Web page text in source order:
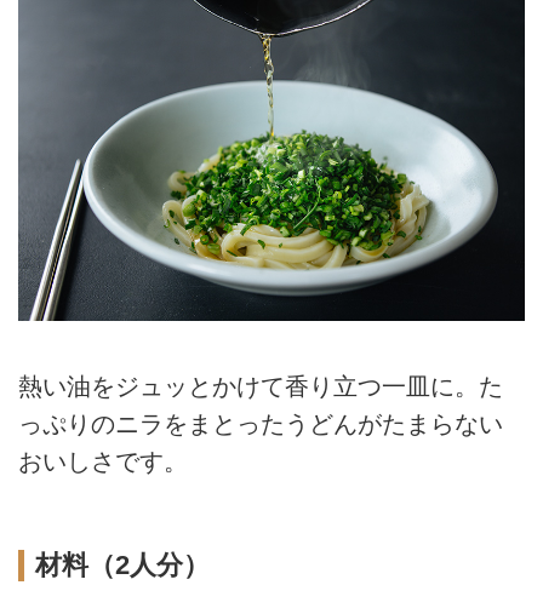
熱い油をジュッとかけて香り立つ一皿に。た
っぷりのニラをまとったうどんがたまらない
おいしさです。
材料（2人分）